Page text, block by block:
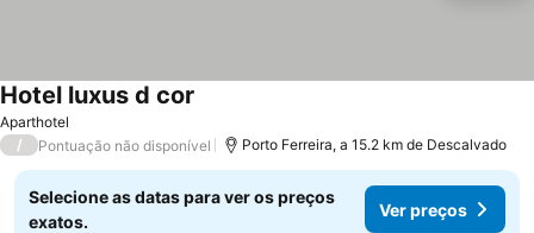
Aparthotel
Hotel luxus d cor
/ Pontuação não disponível Porto Ferreira, a 15.2 km de Descalvado
Selecione as datas para ver os preços
exatos.
Ver preços